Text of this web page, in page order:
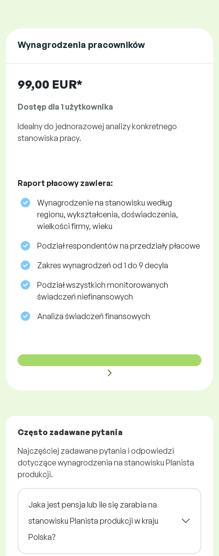
Wynagrodzenia pracowników
99,00 EUR*
Dostęp dla 1 użytkownika
Idealny do jednorazowej analizy konkretnego
stanowiska pracy.
Raport płacowy zawiera:
Wynagrodzenie na stanowisku według
regionu, wykształcenia, doświadczenia,
wielkości firmy, wieku
Podział respondentów na przedziały płacowe
Zakres wynagrodzeń od 1 do 9 decyla
Podział wszystkich monitorowanych
świadczeń niefinansowych
Analiza świadczeń finansowych
Często zadawane pytania
Najczęściej zadawane pytania i odpowiedzi
dotyczące wynagrodzenia na stanowisku Planista
produkcji.
Jaka jest pensja lub ile się zarabia na
stanowisku Planista produkcji w kraju
Polska?